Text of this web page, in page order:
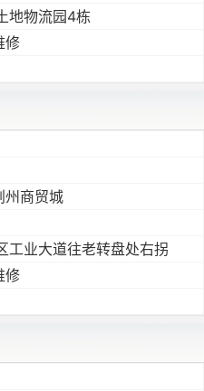
地物流园4栋
修
州商贸城
工业大道往老转盘处右拐
修